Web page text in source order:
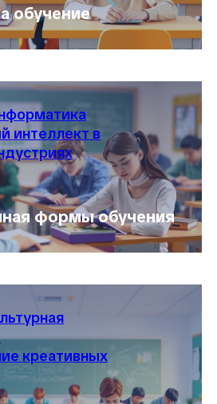
обучение
интеллект в
формы обучения
креативных